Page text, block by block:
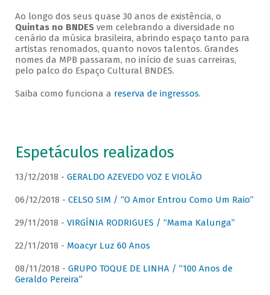
Ao longo dos seus quase 30 anos de existência, o
Quintas no BNDESvem celebrando a diversidade no
cenário da música brasileira, abrindo espaço tanto para
artistas renomados, quanto novos talentos. Grandes
nomes da MPB passaram, no início de suas carreiras,
pelo palco do Espaço Cultural BNDES.
Saiba como funciona a reserva de ingressos.
Espetáculos realizados
13/12/2018 - GERALDO AZEVEDO VOZ E VIOLÃO
06/12/2018 - CELSO SIM / “O Amor Entrou Como Um Raio”
29/11/2018 - VIRGÍNIA RODRIGUES / “Mama Kalunga”
22/11/2018 - Moacyr Luz 60 Anos
08/11/2018 - GRUPO TOQUE DE LINHA / “100 Anos de
Geraldo Pereira”